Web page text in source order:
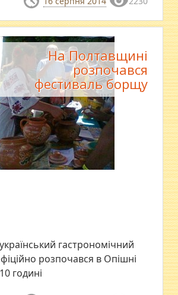
На Полтавщині
розпочався
фестиваль борщу
гастрономічний
розпочався в Опішні
годині